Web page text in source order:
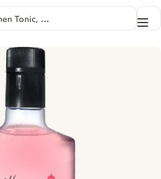
Tonic, …